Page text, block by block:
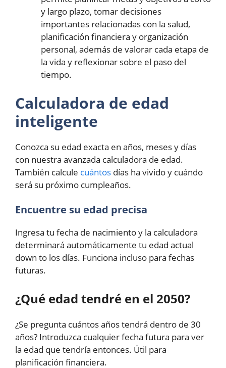
y largo plazo, tomar decisiones
importantes relacionadas con la salud,
planificación financiera y organización
personal, además de valorar cada etapa de
la vida y reflexionar sobre el paso del
tiempo.
Calculadora de edad
inteligente
Conozca su edad exacta en años, meses y días
con nuestra avanzada calculadora de edad.
También calcule cuántos días ha vivido y cuándo
será su próximo cumpleaños.
Encuentre su edad precisa
Ingresa tu fecha de nacimiento y la calculadora
determinará automáticamente tu edad actual
down to los días. Funciona incluso para fechas
futuras.
¿Qué edad tendré en el 2050?
¿Se pregunta cuántos años tendrá dentro de 30
años? Introduzca cualquier fecha futura para ver
la edad que tendría entonces. Útil para
planificación financiera.